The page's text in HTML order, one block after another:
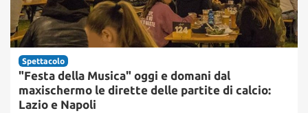
Spettacolo
"Festa della Musica" oggi e domani dal
maxischermo le dirette delle partite di calcio:
Lazio e Napoli